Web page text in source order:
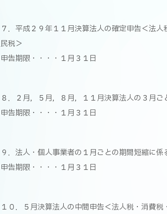
７．平成２９年１１月決算法人の確定申告＜法
民税＞
申告期限・・・・１月３１日
８．２月，５月，８月，１１月決算法人の３月
申告期限・・・・１月３１日
９．法人・個人事業者の１月ごとの期間短縮に
申告期限・・・・１月３１日
１０．５月決算法人の中間申告＜法人税・消費